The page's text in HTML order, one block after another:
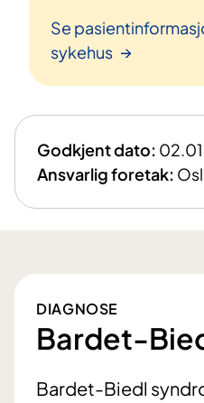
Se
sykehus
Godkjent dato:
Ansvarlig foretak:
DIAGNOSE
Bardet-
Bardet-Biedl